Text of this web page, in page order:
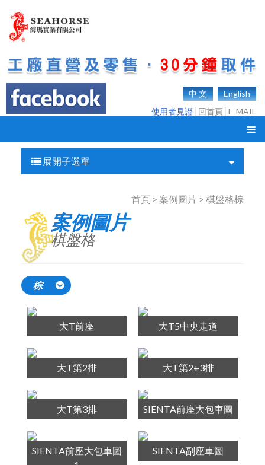
中 文
English
使用者見證 回首頁 E-MAIL
展開子選單
首頁 > 案例圖片 > 棋盤格棕
案例圖片
棋盤格
棕
大T前座 大T5中央走道
大T第2排 大T第2+3排
大T第3排 SIENTA前座大包車圖
SIENTA前座大包車圖
SIENTA副座車圖